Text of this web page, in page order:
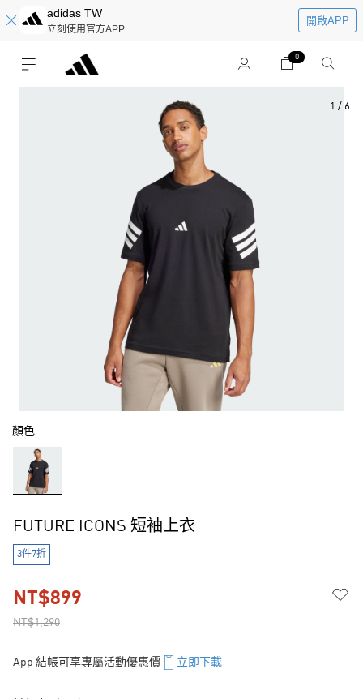
adidas TW
立刻使用官方APP
開啟APP
0
1 / 6
顏色
FUTURE ICONS 短袖上衣
3件7折
NT$1,290
NT$899
App 結帳可享專屬活動優惠價 立即下載